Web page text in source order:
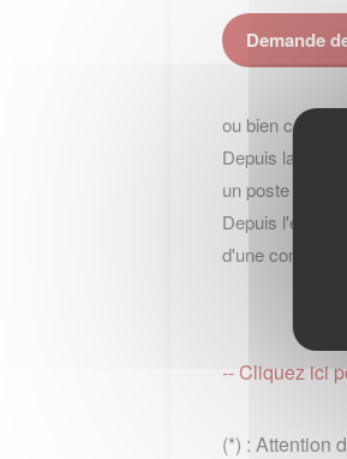
Demande
ou bien
Depuis la
un poste fixe)
Depuis
d'une
-- Cliquez ici
(*) : Attention